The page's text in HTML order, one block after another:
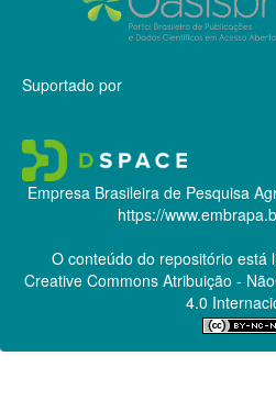
Suportado por
Empresa Brasileira de Pesquisa
https://
O conteúdo do repositório está
Creative CommonsAtribuição -
4.0